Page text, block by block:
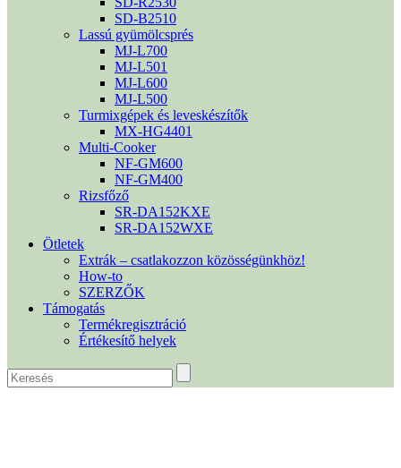
SD-B2510
Lassú gyümölcsprés
MJ-L700
MJ-L501
MJ-L600
MJ-L500
Turmixgépek és leveskészítők
MX-HG4401
Multi-Cooker
NF-GM600
NF-GM400
Rizsfőző
SR-DA152KXE
SR-DA152WXE
Ötletek
Extrák – csatlakozzon közösségünkhöz!
How-to
SZERZŐK
Támogatás
Termékregisztráció
Értékesítő helyek